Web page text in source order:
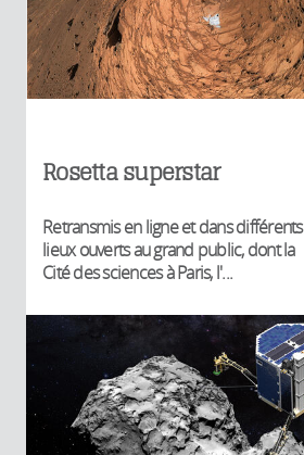
Rosetta superstar
Retransmis en ligne et dans différents
lieux ouverts au grand public, dont la
Cité des sciences à Paris, l'...